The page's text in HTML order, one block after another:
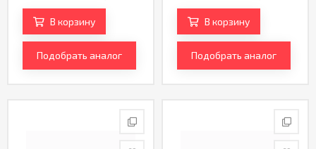
В корзину
Подобрать аналог
В корзину
Подобрать аналог